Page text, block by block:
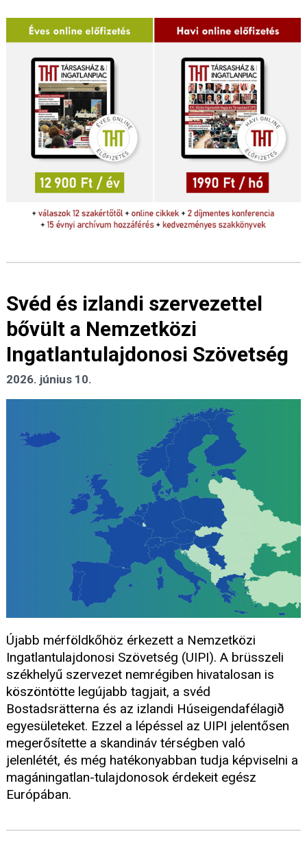
Svéd és izlandi szervezettel
bővült a Nemzetközi
Ingatlantulajdonosi Szövetség
2026. június 10.
Újabb mérföldkőhöz érkezett a Nemzetközi
Ingatlantulajdonosi Szövetség (UIPI). A brüsszeli
székhelyű szervezet nemrégiben hivatalosan is
köszöntötte legújabb tagjait, a svéd
Bostadsrätterna és az izlandi Húseigendafélagið
egyesületeket. Ezzel a lépéssel az UIPI jelentősen
megerősítette a skandináv térségben való
jelenlétét, és még hatékonyabban tudja képviselni a
magáningatlan-tulajdonosok érdekeit egész
Európában.